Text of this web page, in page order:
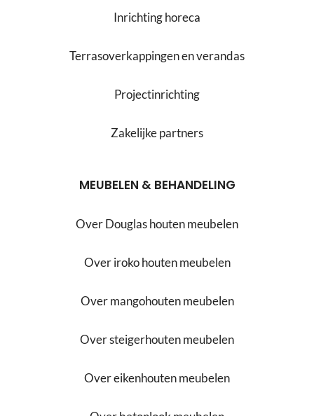
Inrichting horeca
Terrasoverkappingen en verandas
Projectinrichting
Zakelijke partners
MEUBELEN & BEHANDELING
Over Douglas houten meubelen
Over iroko houten meubelen
Over mangohouten meubelen
Over steigerhouten meubelen
Over eikenhouten meubelen